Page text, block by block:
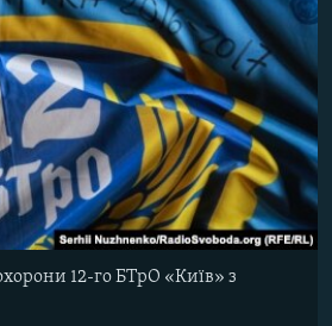
КРИМУ
12-го БТрО «Київ» з